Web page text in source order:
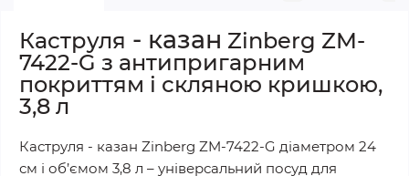
Каструля - казан Zinberg ZM-
7422-G з антипригарним
покриттям і скляною кришкою,
3,8 л
Каструля - казан Zinberg ZM-7422-G діаметром 24
см і об’ємом 3,8 л – універсальний посуд для